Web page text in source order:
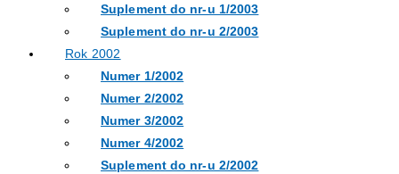
Suplement do nr-u 1/2003
Suplement do nr-u 2/2003
Rok 2002
Numer 1/2002
Numer 2/2002
Numer 3/2002
Numer 4/2002
Suplement do nr-u 2/2002